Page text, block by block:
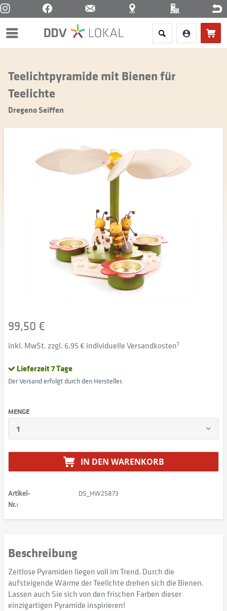
Menü
Teelichtpyramide mit Bienen für
Teelichte
Dregeno Seiffen
99,50 €
inkl. MwSt. zzgl. 6,95 € individuelle Versandkosten1
Lieferzeit 7 Tage
Der Versand erfolgt durch den Hersteller.
MENGE
IN DEN WARENKORB
Artikel-
Nr.:
DS_HW25873
Beschreibung
Zeitlose Pyramiden liegen voll im Trend. Durch die
aufsteigende Wärme der Teelichte drehen sich die Bienen.
Lassen auch Sie sich von den frischen Farben dieser
einzigartigen Pyramide inspirieren!